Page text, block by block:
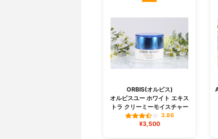
ORBIS(オルビス)
オルビスユー ホワイト エキス
トラ クリーミーモイスチャー
3.86
¥3,500